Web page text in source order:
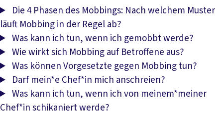
Die 4 Phasen des Mobbings: Nach welchem Muster
läuft Mobbing in der Regel ab?
Was kann ich tun, wenn ich gemobbt werde?
Wie wirkt sich Mobbing auf Betroffene aus?
Was können Vorgesetzte gegen Mobbing tun?
Darf mein*e Chef*in mich anschreien?
Was kann ich tun, wenn ich von meinem*meiner
Chef*in schikaniert werde?